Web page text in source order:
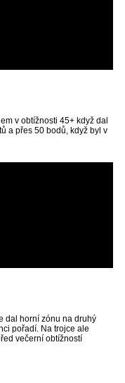
v obtížnosti 45+ když dal
a přes 50 bodů, když byl v
dal horní zónu na druhý
pořadí. Na trojce ale
večerní obtížností